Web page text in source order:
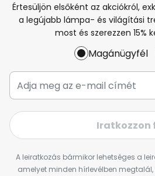
Értesüljön elsőként az akciókról,
a legújabb lámpa- és világítási
most és szerezzen 15%
Magánügyfél
Iratkozzon
A leiratkozás bármikor lehetséges a
amelyet minden hírlevélben